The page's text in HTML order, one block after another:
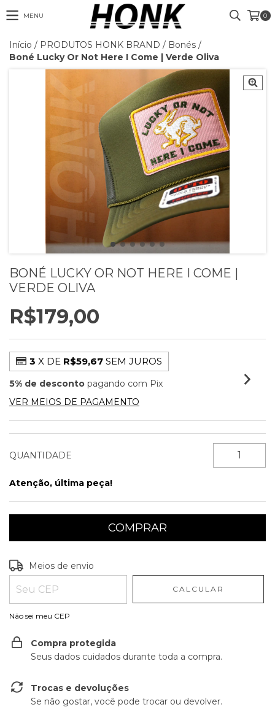
MENU 0
Início / PRODUTOS HONK BRAND / Bonés /
Boné Lucky Or Not Here I Come | Verde Oliva
BONÉ LUCKY OR NOT HERE I COME |
VERDE OLIVA
R$179,00
3 X DE R$59,67 SEM JUROS
5% de desconto pagando com Pix
VER MEIOS DE PAGAMENTO
QUANTIDADE
Atenção, última peça!
Entregas para o CEP:
Meios de envio
CALCULAR
Não sei meu CEP
Compra protegida
Seus dados cuidados durante toda a compra.
Trocas e devoluções
Se não gostar, você pode trocar ou devolver.